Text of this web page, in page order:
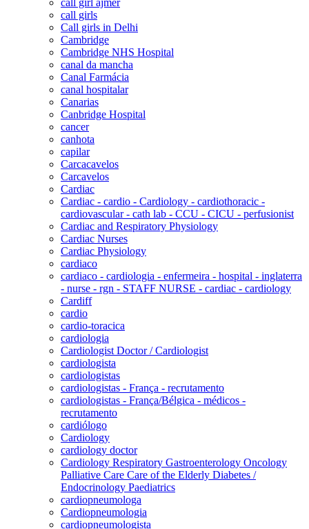
call girls
Call girls in Delhi
Cambridge
Cambridge NHS Hospital
canal da mancha
Canal Farmácia
canal hospitalar
Canarias
Canbridge Hospital
cancer
canhota
capilar
Carcacavelos
Carcavelos
Cardiac
Cardiac - cardio - Cardiology - cardiothoracic -
cardiovascular - cath lab - CCU - CICU - perfusionist
Cardiac and Respiratory Physiology
Cardiac Nurses
Cardiac Physiology
cardiaco
cardiaco - cardiologia - enfermeira - hospital - inglaterra
- nurse - rgn - STAFF NURSE - cardiac - cardiology
Cardiff
cardio
cardio-toracica
cardiologia
Cardiologist Doctor / Cardiologist
cardiologista
cardiologistas
cardiologistas - França - recrutamento
cardiologistas - França/Bélgica - médicos -
recrutamento
cardiólogo
Cardiology
cardiology doctor
Cardiology Respiratory Gastroenterology Oncology
Palliative Care Care of the Elderly Diabetes /
Endocrinology Paediatrics
cardiopneumologa
Cardiopneumologia
cardiopneumologista